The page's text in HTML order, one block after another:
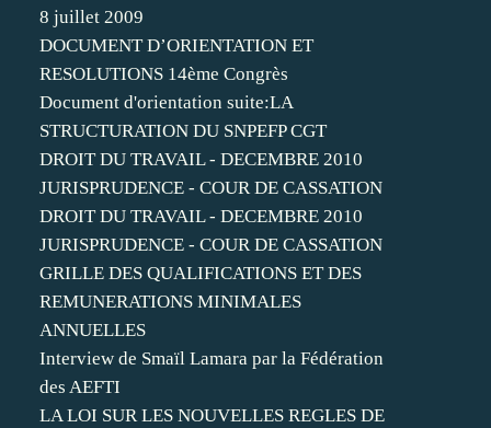
8 juillet 2009
DOCUMENT D’ORIENTATION ET
RESOLUTIONS 14ème Congrès
Document d'orientation suite:LA
STRUCTURATION DU SNPEFP CGT
DROIT DU TRAVAIL - DECEMBRE 2010
JURISPRUDENCE - COUR DE CASSATION
DROIT DU TRAVAIL - DECEMBRE 2010
JURISPRUDENCE - COUR DE CASSATION
GRILLE DES QUALIFICATIONS ET DES
REMUNERATIONS MINIMALES
ANNUELLES
Interview de Smaïl Lamara par la Fédération
des AEFTI
LA LOI SUR LES NOUVELLES REGLES DE